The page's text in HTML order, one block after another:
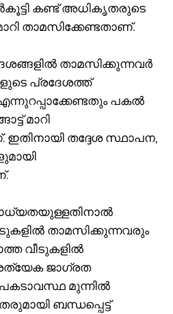
കണ്ട് അധികൃതരുടെ
താമസിക്കേണ്ടതാണ്.
താമസിക്കുന്നവർ
പ്രദേശത്ത്
പകൽ
മാറി
തദ്ദേശ സ്ഥാപന,
താമസിക്കുന്നവരും
വീടുകളിൽ
ജാഗ്രത
മുന്നിൽ
ബന്ധപ്പെട്ട്